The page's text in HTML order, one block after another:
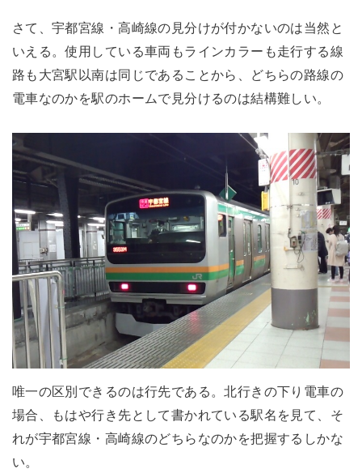
さて、宇都宮線・高崎線の見分けが付かないのは当然と
いえる。使用している車両もラインカラーも走行する線
路も大宮駅以南は同じであることから、どちらの路線の
電車なのかを駅のホームで見分けるのは結構難しい。
唯一の区別できるのは行先である。北行きの下り電車の
場合、もはや行き先として書かれている駅名を見て、そ
れが宇都宮線・高崎線のどちらなのかを把握するしかな
い。